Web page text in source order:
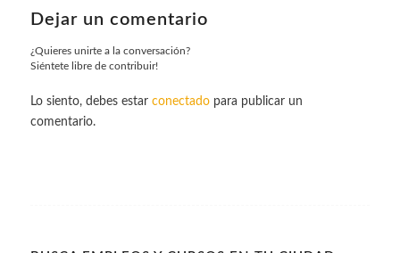
Dejar un comentario
¿Quieres unirte a la conversación?
Siéntete libre de contribuir!
Lo siento, debes estar conectadopara publicar un
comentario.